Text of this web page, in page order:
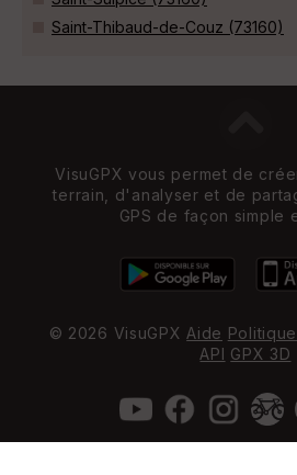
Saint-Thibaud-de-Couz (73160)
VisuGPX vous permet de
terrain, d'analyser et de
GPS de façon simple
© 2026 VisuGPX Aide
API GPX 3D